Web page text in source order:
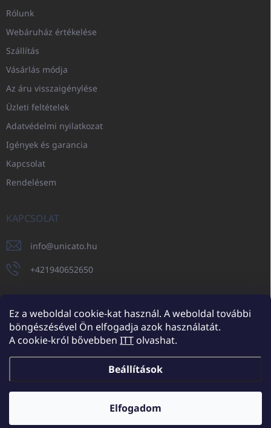
Ez a weboldal cookie-kat használ. A weboldal további
böngészésével Ön elfogadja azok használatát.
A cookie-król bővebben ITTolvashat.
Beállítások
Elfogadom
Rólunk
Webáruház értékelése
Szállítás
Vásárlás módja
Az áru visszaigénylése
Üzleti feltételek
Adatvédelmi nyilatkozat
Igények és garancia
Kapcsolat
Rendelésem
KAPCSOLAT
info@unicato.hu
+421940652650
UNICATO.sk UNICATOshop.cz UNICATO.at UNICATO.hu
UNICATOshop.pl UNICATOshop.de
Copyright 2026UNICATO.hu. Minden jog fenntartva.Süti beállítások
szerkesztése
További kedvezmények nagykereskedelmi partnereinknek (minimum